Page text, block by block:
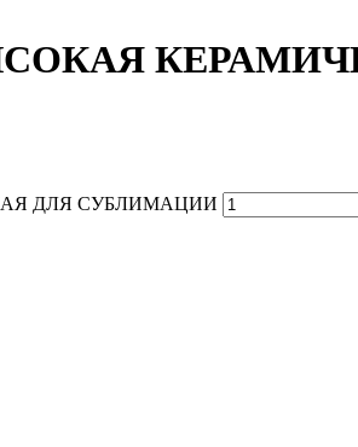
ДЛЯ СУБЛИМАЦИИ